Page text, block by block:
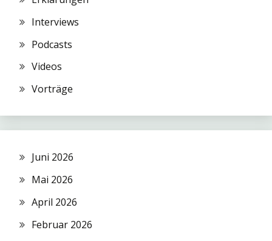
Interviews
Podcasts
Videos
Vorträge
Juni 2026
Mai 2026
April 2026
Februar 2026